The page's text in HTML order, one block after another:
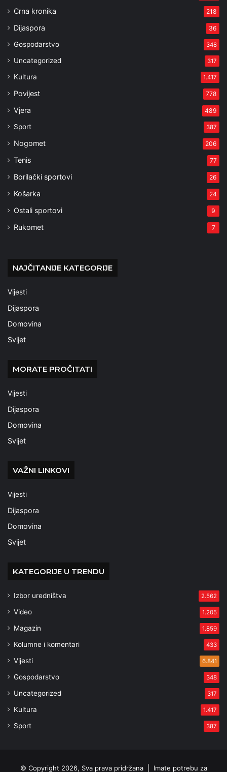
Crna kronika 218
Dijaspora 36
Gospodarstvo 348
Uncategorized 317
Kultura 1.417
Povijest 778
Vjera 489
Sport 387
Nogomet 206
Tenis 77
Borilački sportovi 26
Košarka 24
Ostali sportovi 9
Rukomet 7
NAJČITANIJE KATEGORIJE
Vijesti
Dijaspora
Domovina
Svijet
MORATE PROČITATI
Vijesti
Dijaspora
Domovina
Svijet
VAŽNI LINKOVI
Vijesti
Dijaspora
Domovina
Svijet
KATEGORIJE U TRENDU
Izbor uredništva 2.562
Video 1.205
Magazin 1.859
Kolumne i komentari 433
Vijesti 6.841
Gospodarstvo 348
Uncategorized 317
Kultura 1.417
Sport 387
© Copyright 2026, Sva prava pridržana | Imate potrebu za